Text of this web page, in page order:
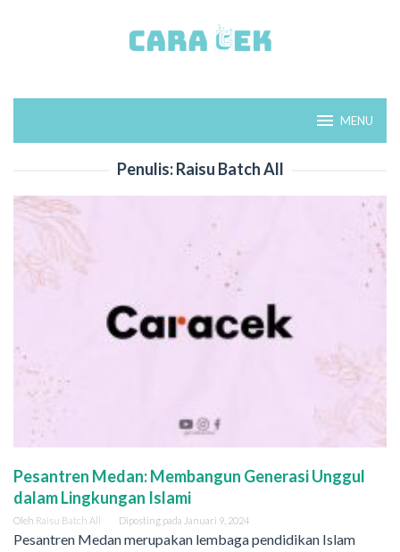
MENU
Penulis:Raisu Batch All
Pesantren Medan: Membangun Generasi Unggul
dalam Lingkungan Islami
Oleh Raisu Batch All Diposting pada Januari 9, 2024
Pesantren Medan merupakan lembaga pendidikan Islam